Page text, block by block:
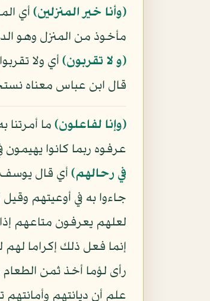
﴿وأنا خير المنزلين﴾ أي
مأخوذ من المنزل وهو
﴿و لا تقربون﴾ أي ولا
قال ابن عباس معناه
﴿وإنا لفاعلون﴾ ما
عرفوه ربما كانوا
في رحالهم﴾ أي قال يوسف
جاءوا به في أوعيتهم
لعلهم يعرفون متاعهم
إنما فعل ذلك إكراما
رأى لؤما أخذ ثمن
علم أن ديانتهم